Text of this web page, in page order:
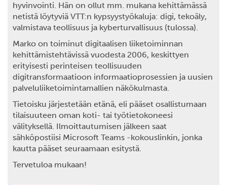
hyvinvointi. Hän on ollut mm. mukana kehittämässä
netistä löytyviä VTT:n kypsyystyökaluja: digi, tekoäly,
valmistava teollisuus ja kyberturvallisuus (tulossa).
Marko on toiminut digitaalisen liiketoiminnan
kehittämistehtävissä vuodesta 2006, keskittyen
erityisesti perinteisen teollisuuden
digitransformaatioon informaatioprosessien ja uusien
palveluliiketoimintamallien näkökulmasta.
Tietoisku järjestetään etänä, eli pääset osallistumaan
tilaisuuteen oman koti- tai työtietokoneesi
välityksellä. Ilmoittautumisen jälkeen saat
sähköpostiisi Microsoft Teams -kokouslinkin, jonka
kautta pääset seuraamaan esitystä.
Tervetuloa mukaan!